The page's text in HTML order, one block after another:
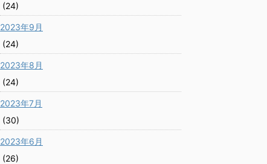
(24)
2023年9月
(24)
2023年8月
(24)
2023年7月
(30)
2023年6月
(26)